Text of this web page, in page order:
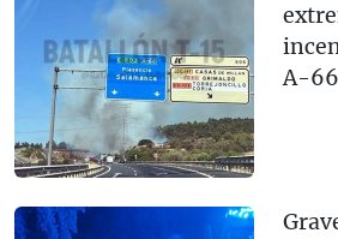
A-66